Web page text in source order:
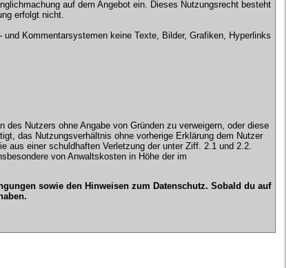
auf dem Angebot ein. Dieses Nutzungsrecht besteht
erfolgt nicht.
Kommentarsystemen keine Texte, Bilder, Grafiken, Hyperlinks
Nutzers ohne Angabe von Gründen zu verweigern, oder diese
das Nutzungsverhältnis ohne vorherige Erklärung dem Nutzer
aus einer schuldhaften Verletzung der unter Ziff. 2.1 und 2.2.
von Anwaltskosten in Höhe der im
sowie den Hinweisen zum Datenschutz. Sobald du auf